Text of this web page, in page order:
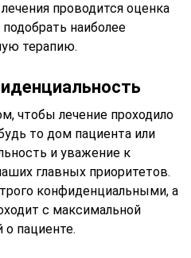
проводится оценка
наиболее
терапию.
чтобы лечение проходило
то дом пациента или
и уважение к
главных приоритетов.
конфиденциальными, а
с максимальной
о пациенте.